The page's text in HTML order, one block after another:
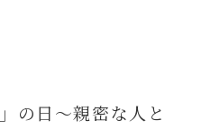
日～親密な人と